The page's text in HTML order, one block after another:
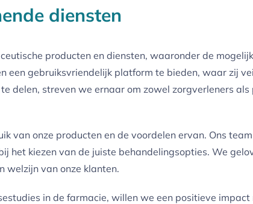
diensten
producten en diensten, waaronder de
een gebruiksvriendelijk platform te bieden, waar zij
delen, streven we ernaar om zowel zorgverleners
van onze producten en de voordelen ervan. Ons
het kiezen van de juiste behandelingsopties. We
welzijn van onze klanten.
in de farmacie, willen we een positieve